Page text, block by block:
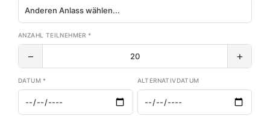
ANZAHL TEILNEHMER *
− +
DATUM * ALTERNATIVDATUM